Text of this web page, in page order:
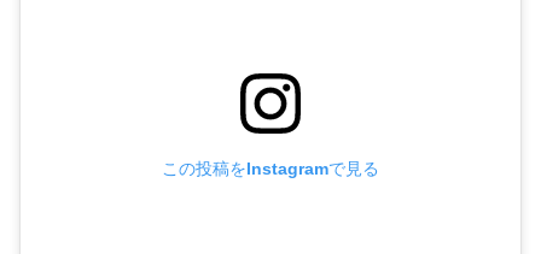
この投稿をInstagramで見る